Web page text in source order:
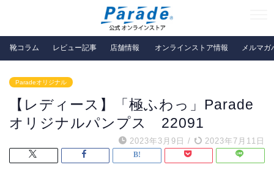
靴コラム レビュー記事 店舗情報 オンラインストア情報 メルマガ
Paradeオリジナル
【レディース】「極ふわっ」Parade
オリジナルパンプス 22091
2023年3月9日 / 2023年7月11日